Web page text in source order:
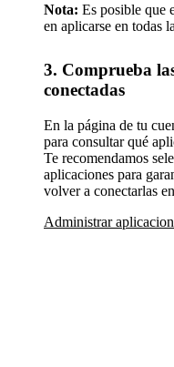
Nota: Es posible que
en aplicarse en todas
3. Comprueba
conectadas
En la página de tu
para consultar qué
Te recomendamos
aplicaciones para
volver a conectarlas
Administrar